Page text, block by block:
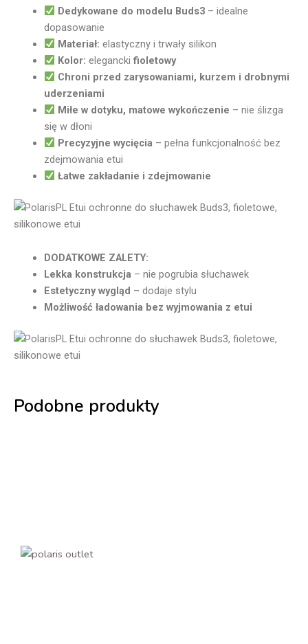
Dedykowane do modelu Buds3 – idealne
dopasowanie
Materiał: elastyczny i trwały silikon
Kolor: eleganckifioletowy
Chroni przed zarysowaniami, kurzem i drobnymi
uderzeniami
Miłe w dotyku, matowe wykończenie – nie ślizga
się w dłoni
Precyzyjne wycięcia – pełna funkcjonalność bez
zdejmowania etui
Łatwe zakładanie i zdejmowanie
DODATKOWE ZALETY:
Lekka konstrukcja– nie pogrubia słuchawek
Estetyczny wygląd – dodaje stylu
Możliwość ładowania bez wyjmowania z etui
Podobne produkty